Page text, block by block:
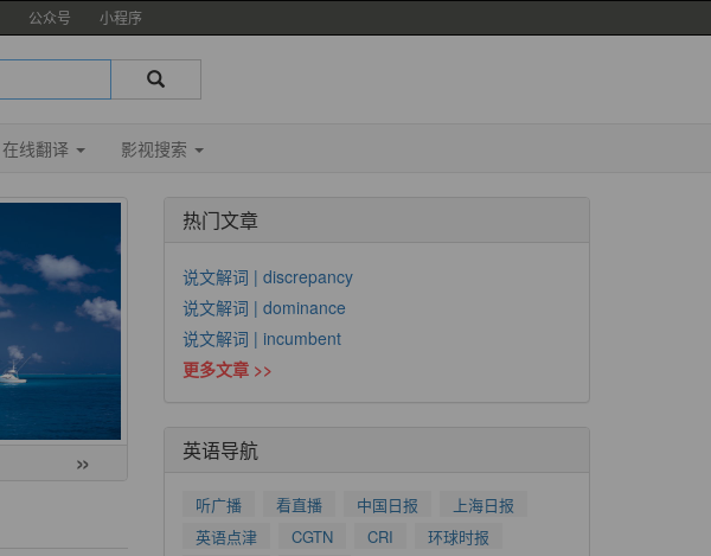
公众号 小程序
在线翻译 影视搜索
»
热门文章
说文解词 | discrepancy
说文解词 | dominance
说文解词 | incumbent
更多文章 >>
英语导航
听广播 看直播 中国日报
上海日报
英语点津
CGTN CRI
环球时报